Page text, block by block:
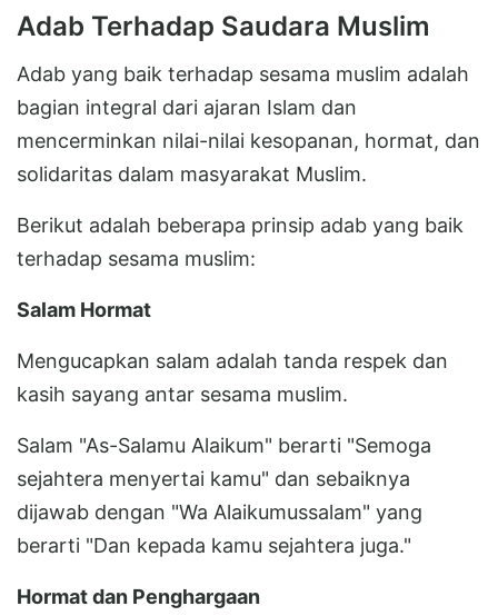
Adab Terhadap Saudara Muslim
Adab yang baik terhadap sesama muslim adalah
bagian integral dari ajaran Islam dan
mencerminkan nilai-nilai kesopanan, hormat, dan
solidaritas dalam masyarakat Muslim.
Berikut adalah beberapa prinsip adab yang baik
terhadap sesama muslim:
Salam Hormat
Mengucapkan salam adalah tanda respek dan
kasih sayang antar sesama muslim.
Salam "As-Salamu Alaikum" berarti "Semoga
sejahtera menyertai kamu" dan sebaiknya
dijawab dengan "Wa Alaikumussalam" yang
berarti "Dan kepada kamu sejahtera juga."
Hormat dan Penghargaan